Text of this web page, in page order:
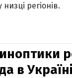
регіонів.
в Україні